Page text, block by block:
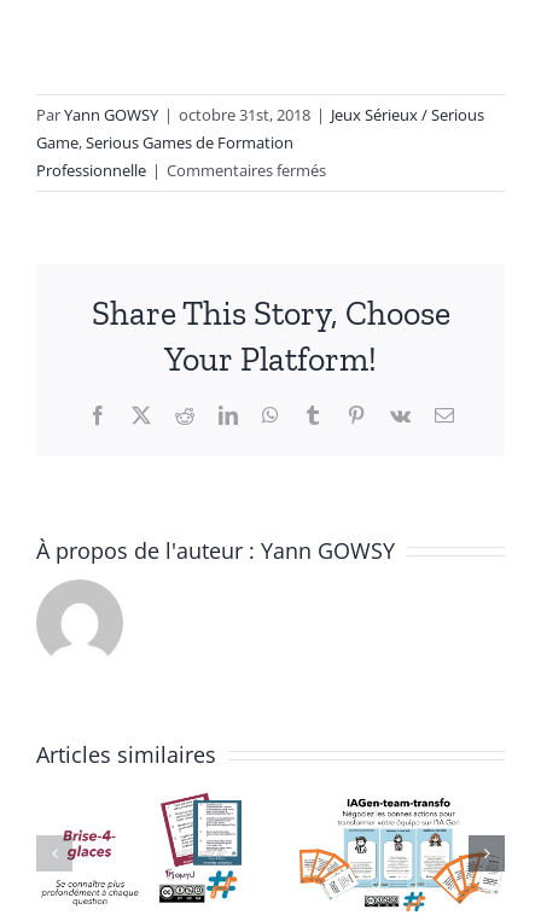
ParYann GOWSY | octobre 31st, 2018 | Jeux Sérieux / Serious
Game,Serious Games de Formation
Professionnelle | Commentaires ferméssur
PrioTour
Share This Story, Choose
Your Platform!
Facebook
X RedditLinkedInWhatsApp
TumblrPinterest
Vk Email
À propos de l'auteur : Yann GOWSY
Articles similaires
IAGen-
Team-